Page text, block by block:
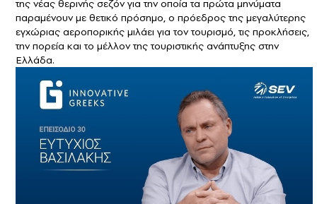
της νέας θερινής σεζόν για την οποία τα πρώτα μηνύματα
παραμένουν με θετικό πρόσημο, ο πρόεδρος της μεγαλύτερης
εγχώριας αεροπορικής μιλάει για τον τουρισμό, τις προκλήσεις,
την πορεία και το μέλλον της τουριστικής ανάπτυξης στην
Ελλάδα.